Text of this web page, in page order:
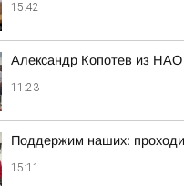
15:42
Александр Копотев из НАО
11:23
Поддержим наших:
15:11